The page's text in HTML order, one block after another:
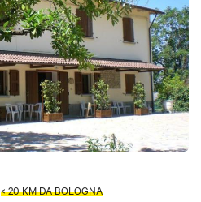
< 20 KM DA BOLOGNA